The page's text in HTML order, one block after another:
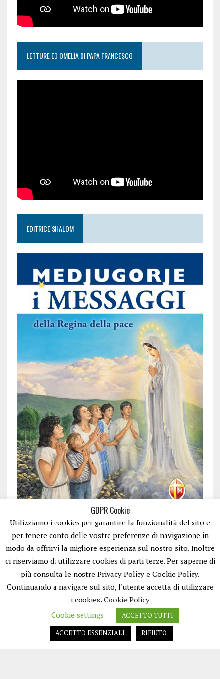
LETTURE ED OMELIA DI PAPA FRANCESCO
EDITRICE SHALOM
ISCRIVITI
GDPR Cookie
Utilizziamo i cookies per garantire la funzionalità del sito e
per tenere conto delle vostre preferenze di navigazione in
modo da offrirvi la migliore esperienza sul nostro sito. Inoltre
ci riserviamo di utilizzare cookies di parti terze. Per saperne di
più consulta le nostre Privacy Policy e Cookie Policy.
Continuando a navigare sul sito, l'utente accetta di utilizzare
i cookies. Cookie Policy
Cookie settings
ACCETTO TUTTI
ACCETTO ESSENZIALI
RIFIUTO